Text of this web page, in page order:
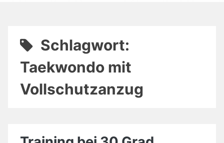
Schlagwort:
Taekwondo mit
Vollschutzanzug